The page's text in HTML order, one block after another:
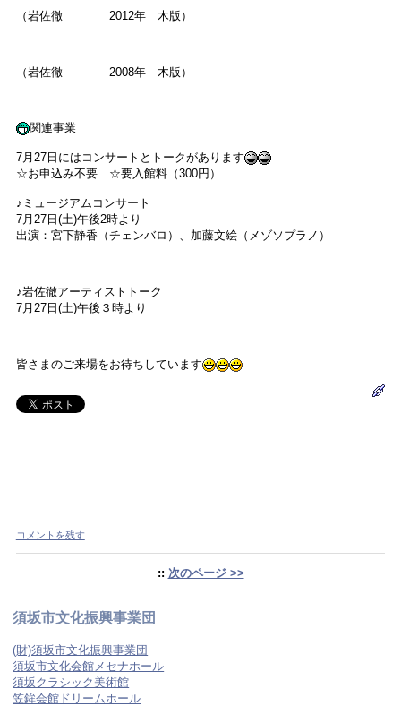
（岩佐徹 2012年 木版）
（岩佐徹 2008年 木版）
関連事業
7月27日にはコンサートとトークがあります
☆お申込み不要 ☆要入館料（300円）
♪ミュージアムコンサート
7月27日(土)午後2時より
出演：宮下静香（チェンバロ）、加藤文絵（メゾソプラノ）
♪岩佐徹アーティストトーク
7月27日(土)午後３時より
皆さまのご来場をお待ちしています
コメントを残す
:: 次のページ >>
須坂市文化振興事業団
(財)須坂市文化振興事業団
須坂市文化会館メセナホール
須坂クラシック美術館
笠鉾会館ドリームホール